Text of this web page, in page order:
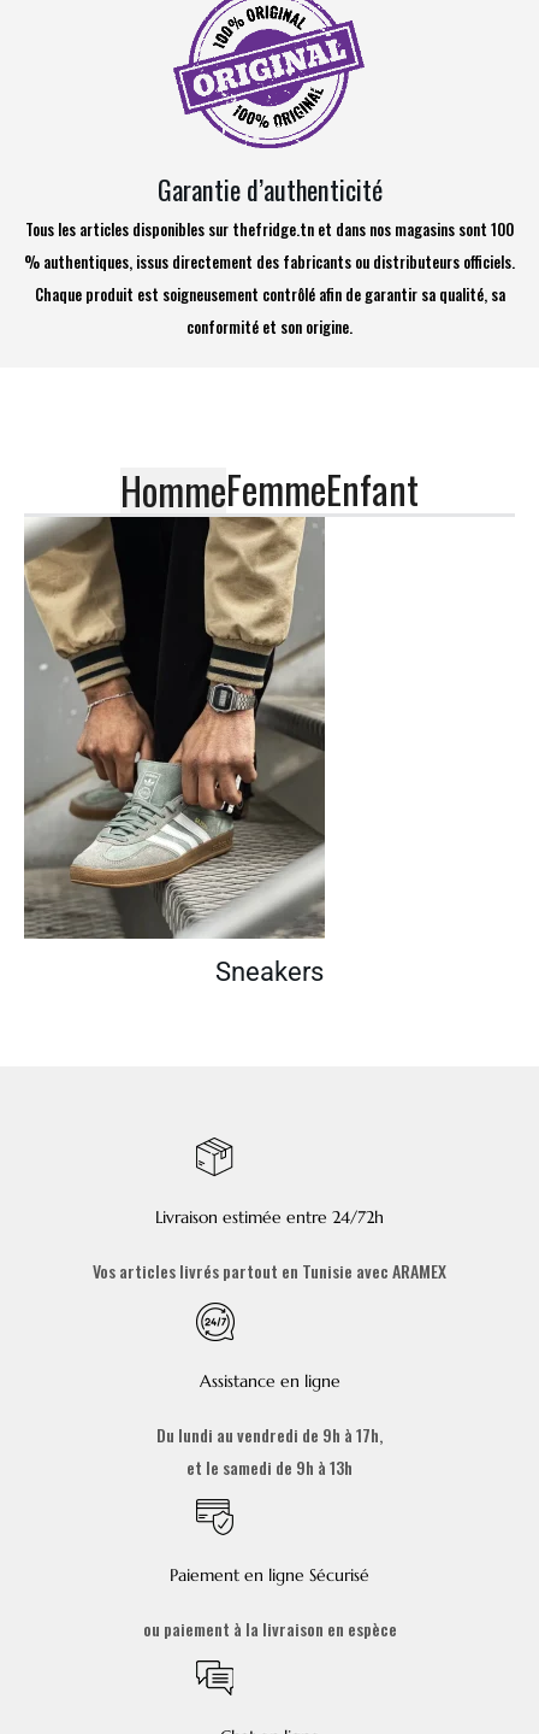
Garantie d’authenticité
Tous les articles disponibles sur thefridge.tn et dans nos magasins sont 100
% authentiques, issus directement des fabricants ou distributeurs officiels.
Chaque produit est soigneusement contrôlé afin de garantir sa qualité, sa
conformité et son origine.
HommeFemmeEnfant
Sneakers
Livraison estimée entre 24/72h
Vos articles livrés partout en Tunisie avec ARAMEX
Assistance en ligne
Du lundi au vendredi de 9h à 17h,
et le samedi de 9h à 13h
Paiement en ligne Sécurisé
ou paiement à la livraison en espèce